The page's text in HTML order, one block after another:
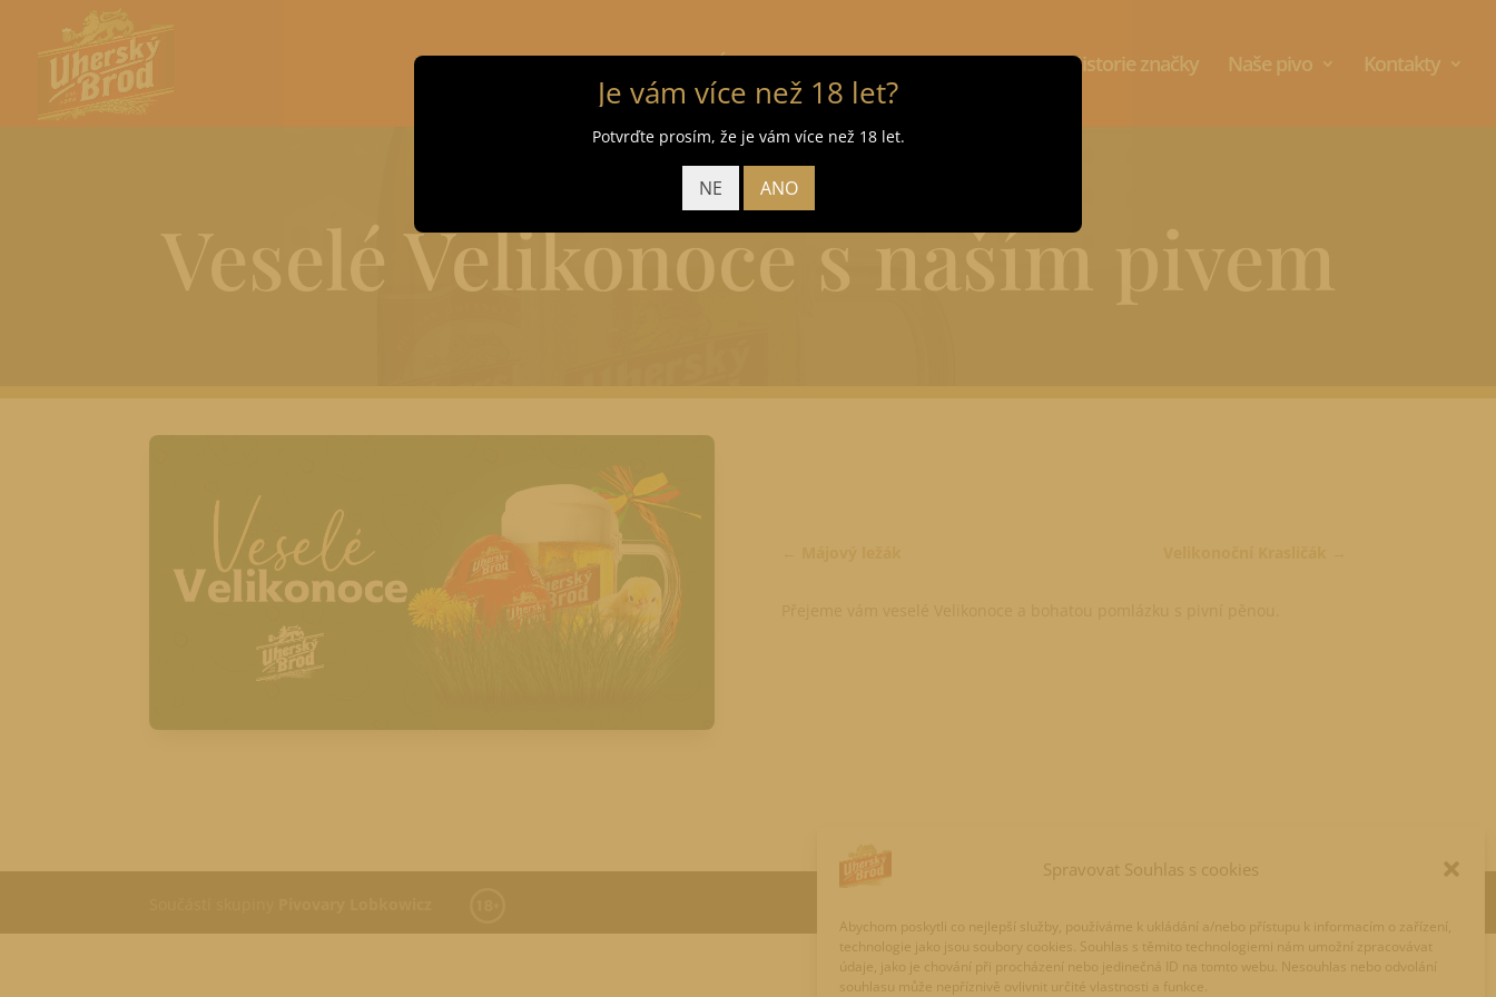
Spravovat Souhlas s cookies
Abychom poskytli co nejlepší služby, používáme k ukládání a/nebo přístupu k informacím o zařízení,
technologie jako jsou soubory cookies. Souhlas s těmito technologiemi nám umožní zpracovávat
údaje, jako je chování při procházení nebo jedinečná ID na tomto webu. Nesouhlas nebo odvolání
souhlasu může nepříznivě ovlivnit určité vlastnosti a funkce.
E-shop Úvod Aktuality Pronájem plochy Historie značky Naše pivo Kontakty
Veselé Velikonoce s naším pivem
Je vám více než 18 let?
Potvrďte prosím, že je vám více než 18 let.
NE ANO